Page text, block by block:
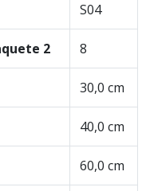
S04
2 8
30,0 cm
40,0 cm
60,0 cm